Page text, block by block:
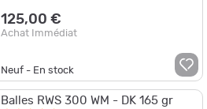
125,00 €
Achat Immédiat
Neuf - En stock
Balles RWS 300 WM - DK 165 gr